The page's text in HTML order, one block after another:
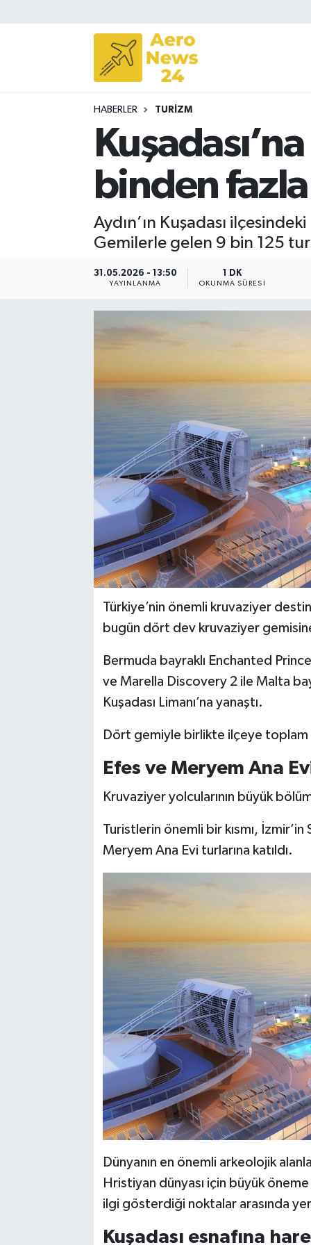
HABERLER TURIZM
binden
Aydın’ın Kuşadası
Gemilerle gelen 9 bin 125
31.05.2026 - 13:50
YAYINLANMA
1 DK
OKUNMA SÜRESI
Türkiye’nin önemli kruvaziyer
bugün dört dev kruvaziyer
Bermuda bayraklı Enchanted
ve Marella Discovery 2 ile Malta
Kuşadası Limanı’na yanaştı.
Dört gemiyle birlikte ilçeye
Efes ve Meryem Ana
Kruvaziyer yolcularının büyük
Turistlerin önemli bir kısmı,
Meryem Ana Evi turlarına katıldı.
Dünyanın en önemli arkeolojik
Hristiyan dünyası için büyük
ilgi gösterdiği noktalar arasında yer
Kuşadası esnafına
Sivil Havacılık